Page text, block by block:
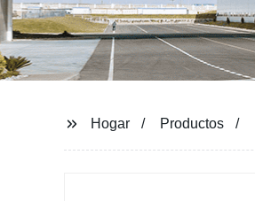
Hogar Productos